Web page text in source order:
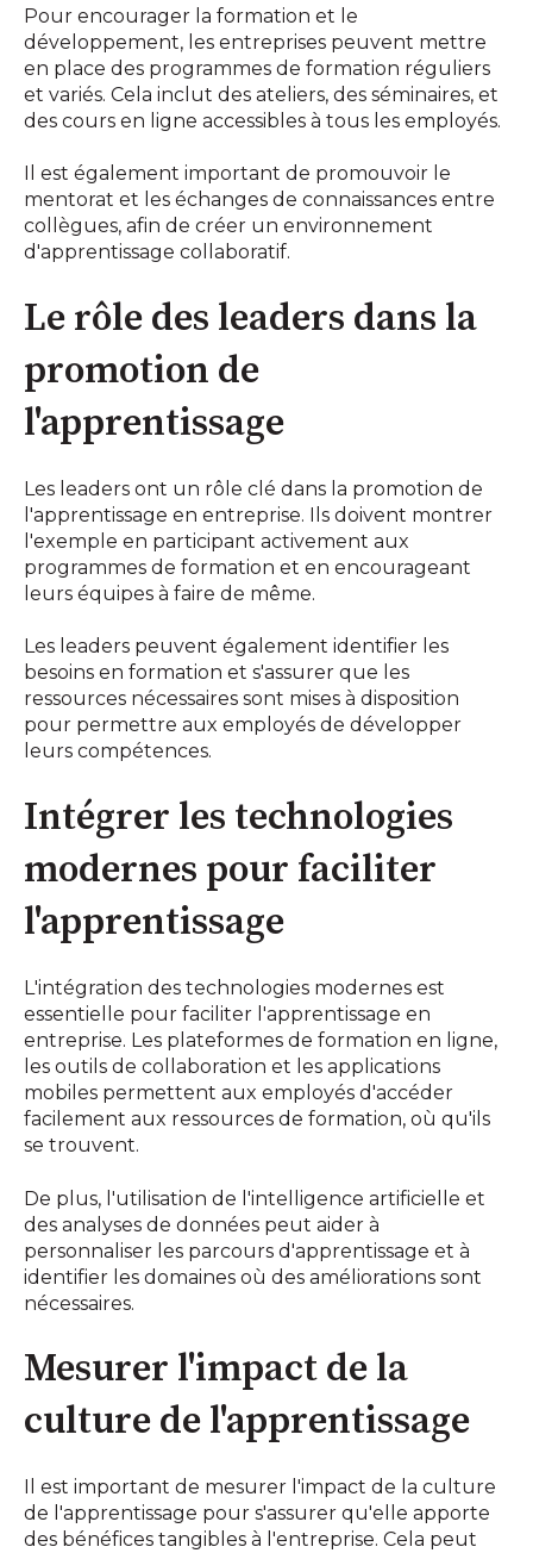
Pour encourager la formation et le
développement, les entreprises peuvent mettre
en place des programmes de formation réguliers
et variés. Cela inclut des ateliers, des séminaires, et
des cours en ligne accessibles à tous les employés.
Il est également important de promouvoir le
mentorat et les échanges de connaissances entre
collègues, afin de créer un environnement
d'apprentissage collaboratif.
Le rôle des leaders dans la
promotion de
l'apprentissage
Les leaders ont un rôle clé dans la promotion de
l'apprentissage en entreprise. Ils doivent montrer
l'exemple en participant activement aux
programmes de formation et en encourageant
leurs équipes à faire de même.
Les leaders peuvent également identifier les
besoins en formation et s'assurer que les
ressources nécessaires sont mises à disposition
pour permettre aux employés de développer
leurs compétences.
Intégrer les technologies
modernes pour faciliter
l'apprentissage
L'intégration des technologies modernes est
essentielle pour faciliter l'apprentissage en
entreprise. Les plateformes de formation en ligne,
les outils de collaboration et les applications
mobiles permettent aux employés d'accéder
facilement aux ressources de formation, où qu'ils
se trouvent.
De plus, l'utilisation de l'intelligence artificielle et
des analyses de données peut aider à
personnaliser les parcours d'apprentissage et à
identifier les domaines où des améliorations sont
nécessaires.
Mesurer l'impact de la
culture de l'apprentissage
Il est important de mesurer l'impact de la culture
de l'apprentissage pour s'assurer qu'elle apporte
des bénéfices tangibles à l'entreprise. Cela peut